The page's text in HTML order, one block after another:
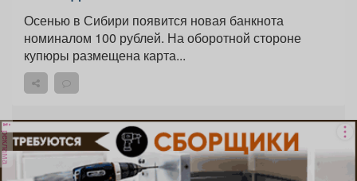
Осенью в Сибири появится новая банкнота
номиналом 100 рублей. На оборотной стороне
купюры размещена карта...
реклама